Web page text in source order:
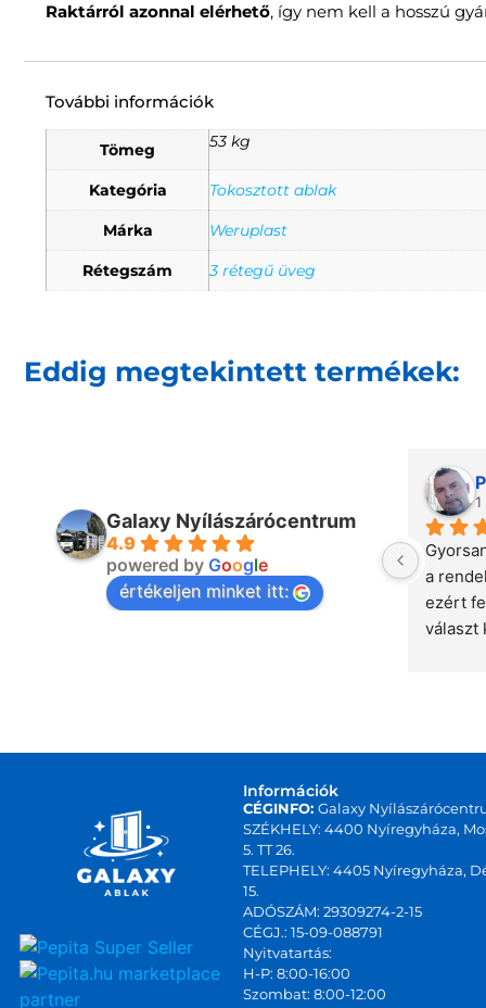
Raktárról azonnal elérhető, így nem kell a hosszú
További információk
Tömeg 53 kg
Kategória Tokosztott ablak
Márka Weruplast
Rétegszám 3 rétegű üveg
Eddig megtekintett termékek:
Galaxy Nyílászárócentrum
4.9
powered by Google
értékeljen minket itt:
a
ezért
választ
marketplace
partner
Információk
CÉGINFO:Galaxy
SZÉKHELY: 4400 Nyíregyháza,
5. TT 26.
TELEPHELY: 4405 Nyíregyháza,
15.
ADÓSZÁM: 29309274-2-15
CÉGJ.: 15-09-088791
Nyitvatartás:
H-P: 8:00-16:00
Szombat: 8:00-12:00